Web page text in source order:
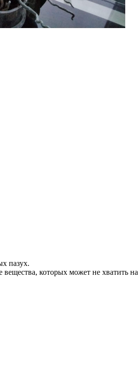
пазух.
которых может не хватить